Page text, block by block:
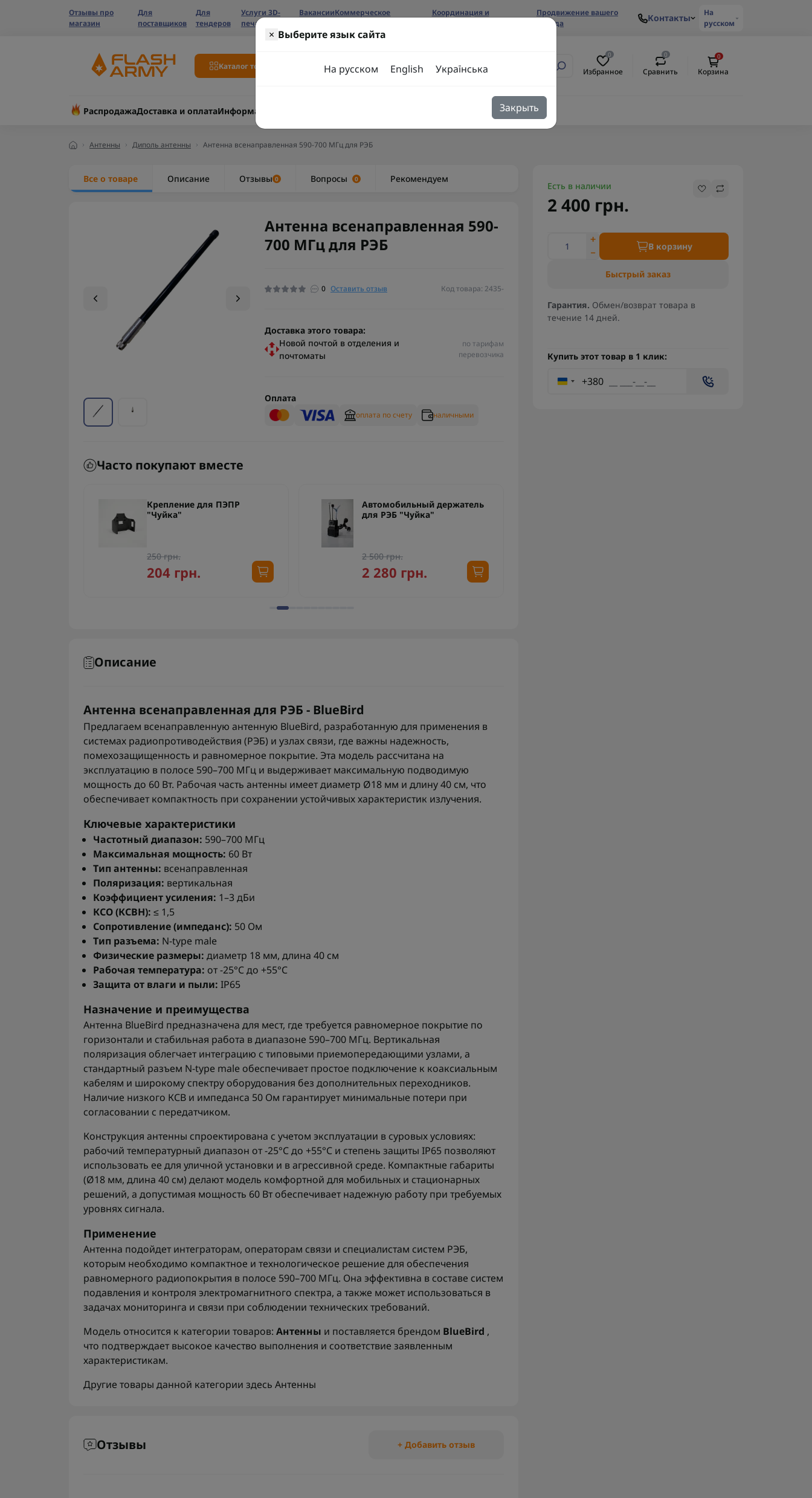
Отзывы про
магазин
Для
поставщиков
Для
тендеров
Услуги 3D-
печати
ВакансииКоммерческое
Координация и
Продвижение вашего
бренда
Контакты
На
русском
Каталог товаров
0
Избранное
0
Сравнить
0
Корзина
РаспродажаДоставка и оплатаИнформация
Антенны Диполь антенны Антенна всенаправленная 590-700 МГц для РЭБ
× Выберите язык сайта
На русском English Українська
Закрыть
Все о товаре Описание Отзывы 0 Вопросы 0 Рекомендуем
Антенна всенаправленная 590-
700 МГц для РЭБ
0 Оставить отзыв Код товара: 2435-
Есть в наличии
2 400 грн.
В корзину
Быстрый заказ
Гарантия. Обмен/возврат товара в
течение 14 дней.
Купить этот товар в 1 клик:
+380
Доставка этого товара:
Новой почтой в отделения и
почтоматы
по тарифам
перевозчика
Оплата
оплата по счету наличными
Часто покупают вместе
Крепление для ПЭПР
"Чуйка"
250 грн.
204 грн.
Автомобильный держатель
для РЭБ "Чуйка"
2 500 грн.
2 280 грн.
Описание
Антенна всенаправленная для РЭБ - BlueBird
Предлагаем всенаправленную антенную BlueBird, разработанную для применения в
системах радиопротиводействия (РЭБ) и узлах связи, где важны надежность,
помехозащищенность и равномерное покрытие. Эта модель рассчитана на
эксплуатацию в полосе 590–700 МГц и выдерживает максимальную подводимую
мощность до 60 Вт. Рабочая часть антенны имеет диаметр Ø18 мм и длину 40 см, что
обеспечивает компактность при сохранении устойчивых характеристик излучения.
Ключевые характеристики
Частотный диапазон: 590–700 МГц
Максимальная мощность: 60 Вт
Тип антенны: всенаправленная
Поляризация: вертикальная
Коэффициент усиления: 1–3 дБи
КСО (КСВН): ≤ 1,5
Сопротивление (импеданс): 50 Ом
Тип разъема: N-type male
Физические размеры: диаметр 18 мм, длина 40 см
Рабочая температура: от -25°C до +55°C
Защита от влаги и пыли: IP65
Назначение и преимущества
Антенна BlueBird предназначена для мест, где требуется равномерное покрытие по
горизонтали и стабильная работа в диапазоне 590–700 МГц. Вертикальная
поляризация облегчает интеграцию с типовыми приемопередающими узлами, а
стандартный разъем N-type male обеспечивает простое подключение к коаксиальным
кабелям и широкому спектру оборудования без дополнительных переходников.
Наличие низкого КСВ и импеданса 50 Ом гарантирует минимальные потери при
согласовании с передатчиком.
Конструкция антенны спроектирована с учетом эксплуатации в суровых условиях:
рабочий температурный диапазон от -25°C до +55°C и степень защиты IP65 позволяют
использовать ее для уличной установки и в агрессивной среде. Компактные габариты
(Ø18 мм, длина 40 см) делают модель комфортной для мобильных и стационарных
решений, а допустимая мощность 60 Вт обеспечивает надежную работу при требуемых
уровнях сигнала.
Применение
Антенна подойдет интеграторам, операторам связи и специалистам систем РЭБ,
которым необходимо компактное и технологическое решение для обеспечения
равномерного радиопокрытия в полосе 590–700 МГц. Она эффективна в составе систем
подавления и контроля электромагнитного спектра, а также может использоваться в
задачах мониторинга и связи при соблюдении технических требований.
Модель относится к категории товаров: Антенны и поставляется брендом BlueBird ,
что подтверждает высокое качество выполнения и соответствие заявленным
характеристикам.
Другие товары данной категории здесь Антенны
Отзывы + Добавить отзыв